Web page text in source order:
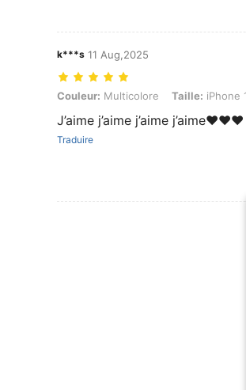
k***s 11 Aug,2025
Couleur: Multicolore, Taille: iPhone 11 Pro
Couleur: Multicolore Taille: iPhone
J’aime j’aime j’aime j’aime❤️❤️❤️
Traduire